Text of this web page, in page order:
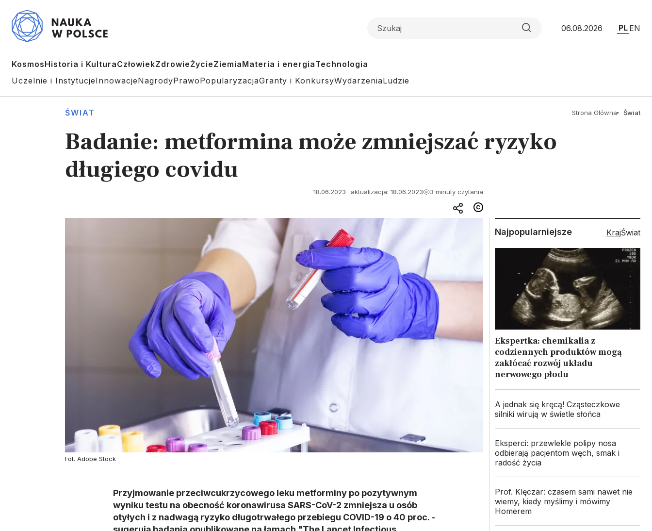
06.08.2026 PL EN
KosmosHistoria i KulturaCzłowiekZdrowieŻycieZiemiaMateria i energiaTechnologia
Uczelnie i InstytucjeInnowacjeNagrodyPrawoPopularyzacjaGranty i KonkursyWydarzeniaLudzie
ŚWIAT Strona Główna Świat
Badanie: metformina może zmniejszać ryzyko
długiego covidu
18.06.2023 aktualizacja: 18.06.2023 3 minuty czytania
Fot. Adobe Stock
Przyjmowanie przeciwcukrzycowego leku metforminy po pozytywnym
wyniku testu na obecność koronawirusa SARS-CoV-2 zmniejsza u osób
otyłych i z nadwagą ryzyko długotrwałego przebiegu COVID-19 o 40 proc. -
Najpopularniejsze KrajŚwiat
Ekspertka: chemikalia z
codziennych produktów mogą
zakłócać rozwój układu
nerwowego płodu
A jednak się kręcą! Cząsteczkowe
silniki wirują w świetle słońca
Eksperci: przewlekle polipy nosa
odbierają pacjentom węch, smak i
radość życia
Prof. Klęczar: czasem sami nawet nie
wiemy, kiedy myślimy i mówimy
Homerem